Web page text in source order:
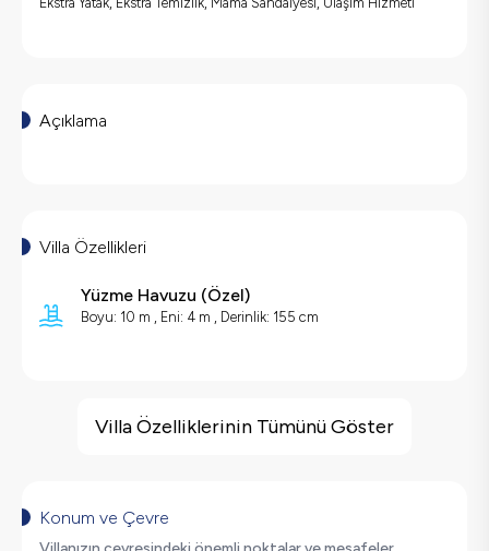
Açıklama
Villa Özellikleri
Yüzme Havuzu (Özel)
Boyu: 10 m , Eni: 4 m , Derinlik: 155 cm
Geniş Ailelere Uygun
Salıncak
Saç Kurutma Makinası
Villa Özelliklerinin Tümünü Göster
Konum ve Çevre